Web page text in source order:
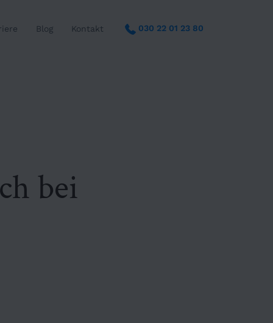
Blog Kontakt 030 22 01 23 80
bei